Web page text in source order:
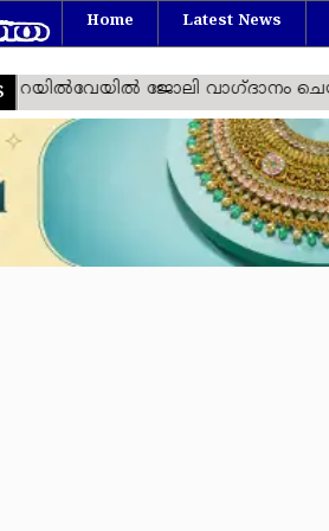
Home Latest News